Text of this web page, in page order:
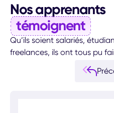
Nos apprenants
témoignent
Qu’ils soient salariés,
freelances, ils ont tous pu